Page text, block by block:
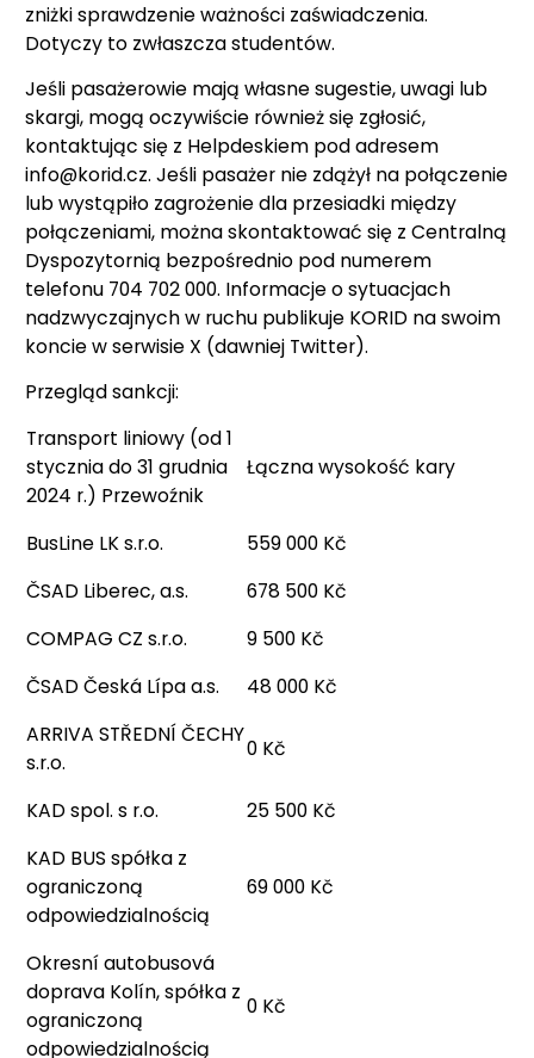
zniżki sprawdzenie ważności zaświadczenia.
Dotyczy to zwłaszcza studentów.
Jeśli pasażerowie mają własne sugestie, uwagi lub
skargi, mogą oczywiście również się zgłosić,
kontaktując się z Helpdeskiem pod adresem
info@korid.cz. Jeśli pasażer nie zdążył na połączenie
lub wystąpiło zagrożenie dla przesiadki między
połączeniami, można skontaktować się z Centralną
Dyspozytornią bezpośrednio pod numerem
telefonu 704 702 000. Informacje o sytuacjach
nadzwyczajnych w ruchu publikuje KORID na swoim
koncie w serwisie X (dawniej Twitter).
Przegląd sankcji:
Transport liniowy (od 1
stycznia do 31 grudnia
2024 r.) Przewoźnik
Łączna wysokość kary
BusLine LK s.r.o.
559 000 Kč
ČSAD Liberec, a.s.
678 500 Kč
COMPAG CZ s.r.o.
9 500 Kč
ČSAD Česká Lípa a.s.
48 000 Kč
ARRIVA STŘEDNÍ ČECHY
s.r.o.
0 Kč
KAD spol. s r.o.
25 500 Kč
KAD BUS spółka z
ograniczoną
odpowiedzialnością
69 000 Kč
Okresní autobusová
doprava Kolín, spółka z
ograniczoną
odpowiedzialnością
0 Kč